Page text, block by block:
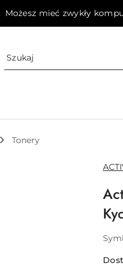
Możesz mieć zwykły
Tonery